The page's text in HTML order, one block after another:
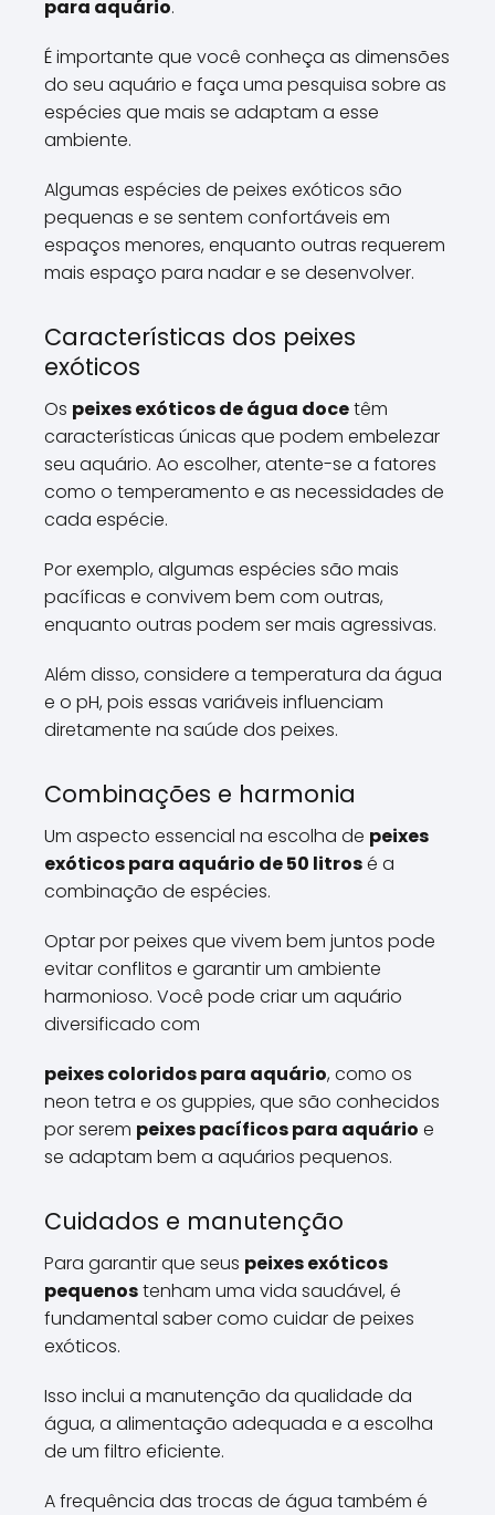
para aquário.
É importante que você conheça as dimensões
do seu aquário e faça uma pesquisa sobre as
espécies que mais se adaptam a esse
ambiente.
Algumas espécies de peixes exóticos são
pequenas e se sentem confortáveis em
espaços menores, enquanto outras requerem
mais espaço para nadar e se desenvolver.
Características dos peixes
exóticos
Os peixes exóticos de água docetêm
características únicas que podem embelezar
seu aquário. Ao escolher, atente-se a fatores
como o temperamento e as necessidades de
cada espécie.
Por exemplo, algumas espécies são mais
pacíficas e convivem bem com outras,
enquanto outras podem ser mais agressivas.
Além disso, considere a temperatura da água
e o pH, pois essas variáveis influenciam
diretamente na saúde dos peixes.
Combinações e harmonia
Um aspecto essencial na escolha de peixes
exóticos para aquário de 50 litrosé a
combinação de espécies.
Optar por peixes que vivem bem juntos pode
evitar conflitos e garantir um ambiente
harmonioso. Você pode criar um aquário
diversificado com
peixes coloridos para aquário, como os
neon tetra e os guppies, que são conhecidos
por serem peixes pacíficos para aquário e
se adaptam bem a aquários pequenos.
Cuidados e manutenção
Para garantir que seus peixes exóticos
pequenostenham uma vida saudável, é
fundamental saber como cuidar de peixes
exóticos.
Isso inclui a manutenção da qualidade da
água, a alimentação adequada e a escolha
de um filtro eficiente.
A frequência das trocas de água também é